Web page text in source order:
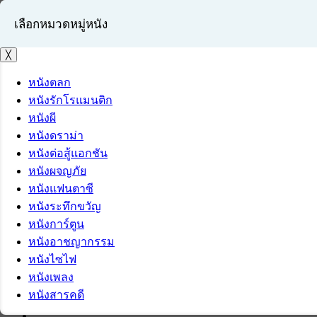
เข้าสู่ระบบ
สมัครสมาชิก
เลือกหมวดหมู่หนัง
╳
หนังตลก
หนังรักโรแมนติก
หนังผี
หนังดราม่า
หนังต่อสู้แอกชัน
หนังผจญภัย
หนังแฟนตาซี
หนังระทึกขวัญ
หนังการ์ตูน
หนังอาชญากรรม
หนังไซไฟ
หนังเพลง
หนังสารคดี